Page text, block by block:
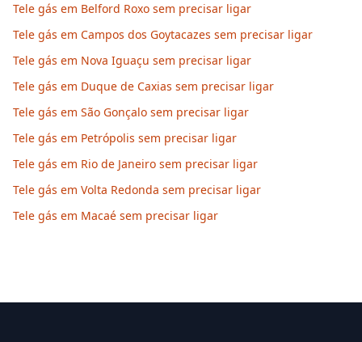
Tele gás em Belford Roxo sem precisar ligar
Tele gás em Campos dos Goytacazes sem precisar ligar
Tele gás em Nova Iguaçu sem precisar ligar
Tele gás em Duque de Caxias sem precisar ligar
Tele gás em São Gonçalo sem precisar ligar
Tele gás em Petrópolis sem precisar ligar
Tele gás em Rio de Janeiro sem precisar ligar
Tele gás em Volta Redonda sem precisar ligar
Tele gás em Macaé sem precisar ligar